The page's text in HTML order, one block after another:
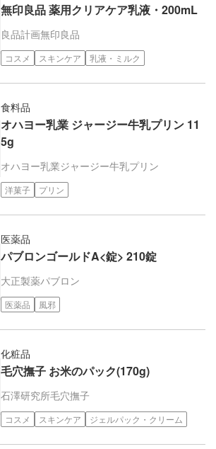
無印良品 薬用クリアケア乳液・200mL
良品計画無印良品
コスメ スキンケア 乳液・ミルク
食料品
オハヨー乳業 ジャージー牛乳プリン 11
5g
オハヨー乳業ジャージー牛乳プリン
洋菓子 プリン
医薬品
パブロンゴールドA<錠> 210錠
大正製薬パブロン
医薬品 風邪
化粧品
毛穴撫子 お米のパック(170g)
石澤研究所毛穴撫子
コスメ スキンケア ジェルパック・クリーム